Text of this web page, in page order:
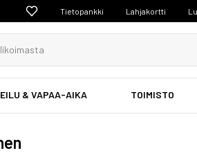
Tietopankki Lahjakortti
& VAPAA-AIKA TOIMISTO